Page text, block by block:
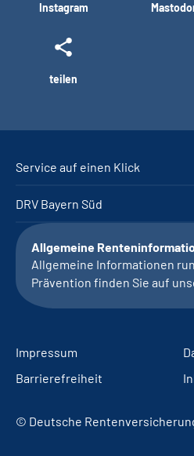
Instagram
teilen
Service auf einen Klick
DRV Bayern Süd
Allgemeine
Allgemeine Informationen
Prävention finden Sie auf
Impressum
Barrierefreiheit
© Deutsche